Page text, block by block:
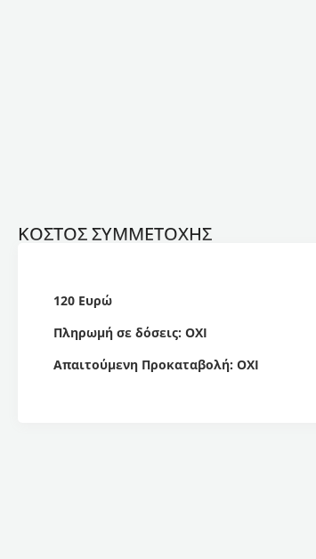
ΚΟΣΤΟΣ ΣΥΜΜΕΤΟΧΗΣ
120 Ευρώ
Πληρωμή σε δόσεις: ΟΧΙ
Απαιτούμενη Προκαταβολή: ΟΧΙ